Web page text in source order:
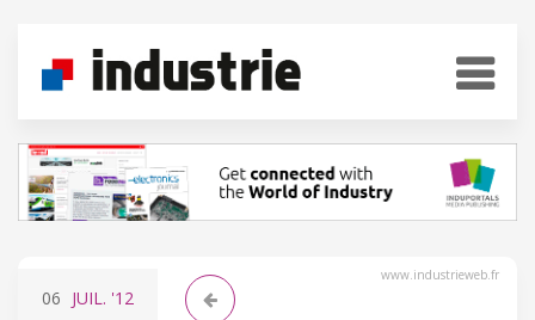
www.industrieweb.fr
06 JUIL. '12